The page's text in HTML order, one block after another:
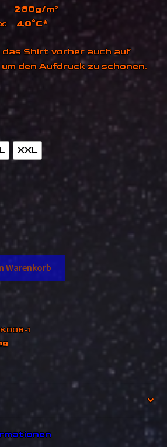
280g/m²
40°C*
das Shirt vorher auch auf
den Aufdruck zu schonen.
XXL
Warenkorb
1